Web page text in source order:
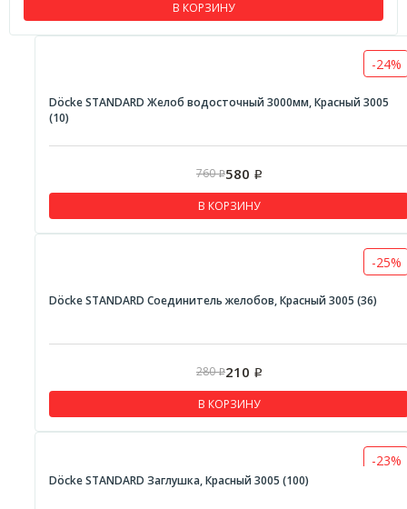
В КОРЗИНУ
-24%
Döcke STANDARD Желоб водосточный 3000мм, Красный 3005
(10)
760Р580 Р
В КОРЗИНУ
-25%
Döcke STANDARD Соединитель желобов, Красный 3005 (36)
280Р210 Р
В КОРЗИНУ
-23%
Döcke STANDARD Заглушка, Красный 3005 (100)